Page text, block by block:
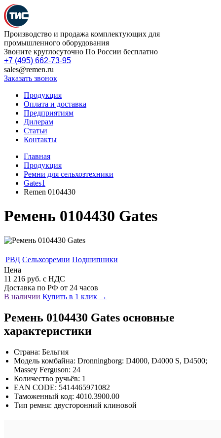
Производство и продажа комплектующих для
промышленного оборудования
Звоните круглосуточно По России бесплатно
+7 (495) 662-73-95
sales@remen.ru
Заказать звонок
Продукция
Оплата и доставка
Предприятиям
Дилерам
Статьи
Контакты
Главная
Продукция
Ремни для сельхозтехники
Gates1
Remen 0104430
Ремень 0104430 Gates
РВД Сельхозремни Подшипники
Цена
11 216 руб. с НДС
Доставка по РФ от 24 часов
В наличии Купить в 1 клик →
Ремень 0104430 Gates основные
характеристики
Страна: Бельгия
Модель комбайна: Dronningborg: D4000, D4000 S, D4500;
Massey Ferguson: 24
Количество ручьёв: 1
EAN CODE: 5414465971082
Таможенный код: 4010.3900.00
Тип ремня: двусторонний клиновой